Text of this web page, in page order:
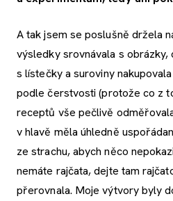
A tak jsem se poslušně držela
výsledky srovnávala s obrázky,
s lístečky a suroviny
podle čerstvosti (protože co z
receptů vše pečlivě
v hlavě měla úhledně
ze strachu, abych něco
nemáte rajčata, dejte tam
přerovnala. Moje výtvory byly